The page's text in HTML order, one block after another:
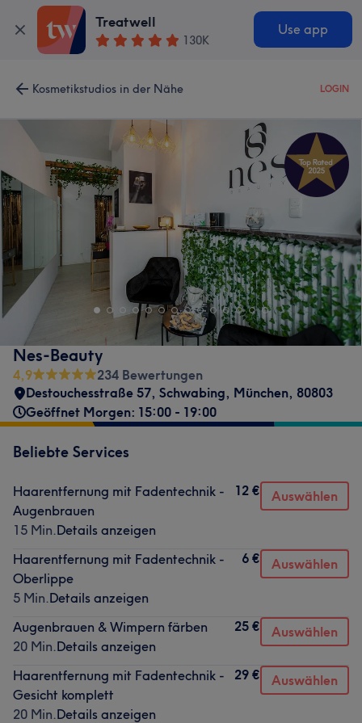
Treatwell
130K
Use app
Kosmetikstudios in der Nähe LOGIN
Nes-Beauty
4,9
234 Bewertungen
Destouchesstraße 57, Schwabing, München, 80803
Geöffnet Morgen: 15:00 - 19:00
Beliebte Services
Haarentfernung mit Fadentechnik -
Augenbrauen
15 Min.Details anzeigen
12 € Auswählen
Haarentfernung mit Fadentechnik -
Oberlippe
5 Min.Details anzeigen
6 € Auswählen
Augenbrauen & Wimpern färben
20 Min.Details anzeigen
25 € Auswählen
Haarentfernung mit Fadentechnik -
Gesicht komplett
20 Min.Details anzeigen
29 € Auswählen